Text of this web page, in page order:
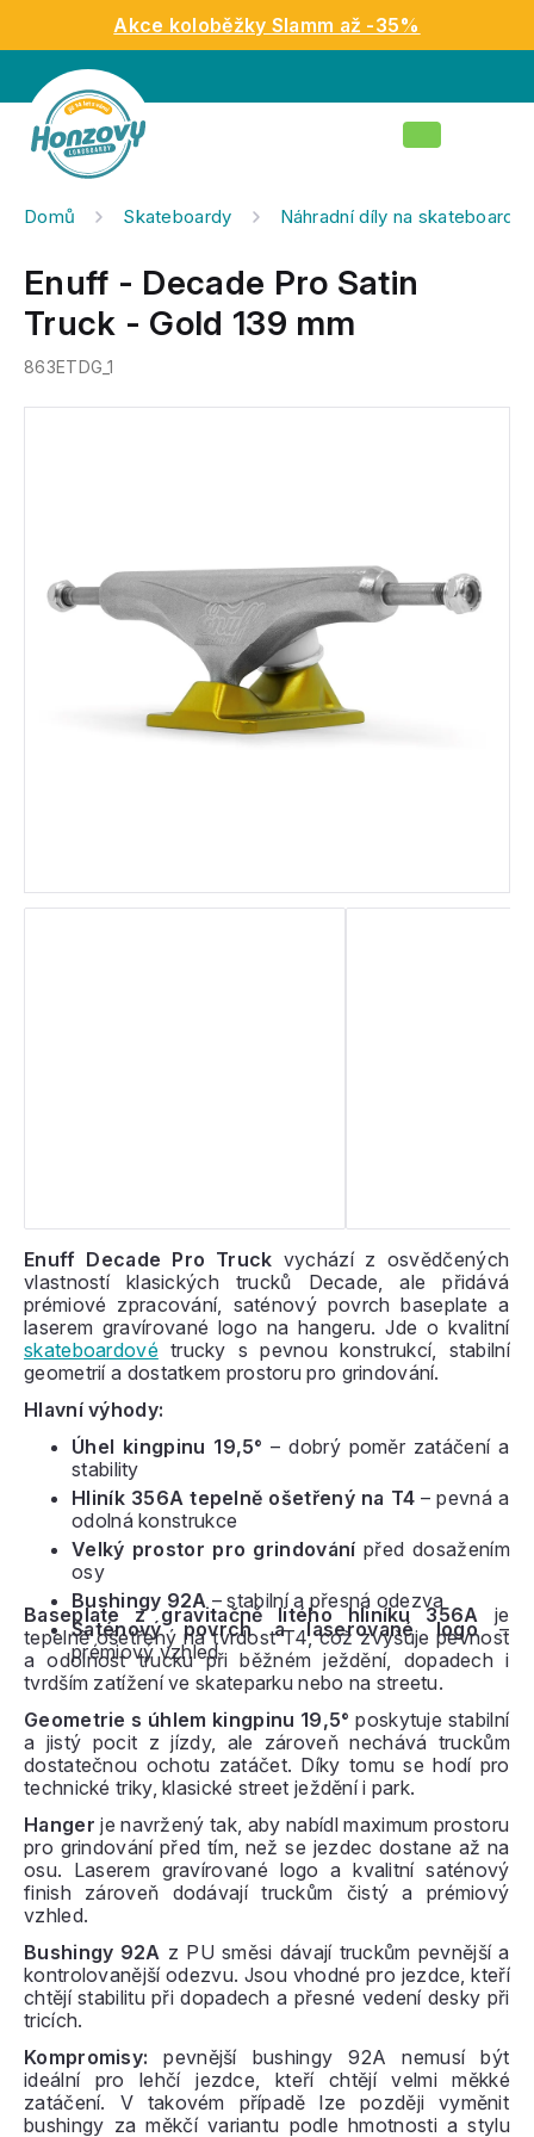
obsah
Akce koloběžky Slamm až -35%
Nákupní
Domů Skateboardy Náhradní díly na skateboardy
Enuff - Decade Pro Satin
Truck - Gold 139 mm
863ETDG_1
Enuff Decade Pro Truck vychází z osvědčených
vlastností klasických trucků Decade, ale přidává
prémiové zpracování, saténový povrch baseplate a
laserem gravírované logo na hangeru. Jde o kvalitní
skateboardovétrucky s pevnou konstrukcí, stabilní
geometrií a dostatkem prostoru pro grindování.
Hlavní výhody:
Úhel kingpinu 19,5° – dobrý poměr zatáčení a
stability
Hliník 356A tepelně ošetřený na T4 – pevná a
odolná konstrukce
Velký prostor pro grindování před dosažením
osy
Bushingy 92A– stabilní a přesná odezva
Saténový povrch a laserované logo–
prémiový vzhled
Baseplate z gravitačně litého hliníku 356A je
tepelně ošetřený na tvrdost T4, což zvyšuje pevnost
a odolnost trucku při běžném ježdění, dopadech i
tvrdším zatížení ve skateparku nebo na streetu.
Geometrie s úhlem kingpinu 19,5° poskytuje stabilní
a jistý pocit z jízdy, ale zároveň nechává truckům
dostatečnou ochotu zatáčet. Díky tomu se hodí pro
technické triky, klasické street ježdění i park.
Hanger je navržený tak, aby nabídl maximum prostoru
pro grindování před tím, než se jezdec dostane až na
osu. Laserem gravírované logo a kvalitní saténový
finish zároveň dodávají truckům čistý a prémiový
vzhled.
Bushingy 92A z PU směsi dávají truckům pevnější a
kontrolovanější odezvu. Jsou vhodné pro jezdce, kteří
chtějí stabilitu při dopadech a přesné vedení desky při
tricích.
Kompromisy: pevnější bushingy 92A nemusí být
ideální pro lehčí jezdce, kteří chtějí velmi měkké
zatáčení. V takovém případě lze později vyměnit
bushingy za měkčí variantu podle hmotnosti a stylu